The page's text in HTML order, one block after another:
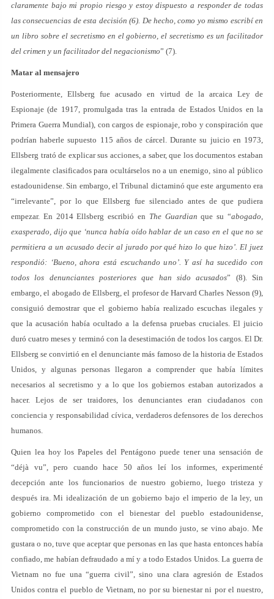
claramente bajo mi propio riesgo y estoy dispuesto a responder de todas
las consecuencias de esta decisión (6). De hecho, como yo mismo escribí en
un libro sobre el secretismo en el gobierno, el secretismo es un facilitador
del crimen y un facilitador del negacionismo” (7).
Matar al mensajero
Posteriormente, Ellsberg fue acusado en virtud de la arcaica Ley de
Espionaje (de 1917, promulgada tras la entrada de Estados Unidos en la
Primera Guerra Mundial), con cargos de espionaje, robo y conspiración que
podrían haberle supuesto 115 años de cárcel. Durante su juicio en 1973,
Ellsberg trató de explicar sus acciones, a saber, que los documentos estaban
ilegalmente clasificados para ocultárselos no a un enemigo, sino al público
estadounidense. Sin embargo, el Tribunal dictaminó que este argumento era
“irrelevante”, por lo que Ellsberg fue silenciado antes de que pudiera
empezar. En 2014 Ellsberg escribió en The Guardian que su “abogado,
exasperado, dijo que ‘nunca había oído hablar de un caso en el que no se
permitiera a un acusado decir al jurado por qué hizo lo que hizo’. El juez
respondió: ‘Bueno, ahora está escuchando uno’. Y así ha sucedido con
todos los denunciantes posteriores que han sido acusados” (8). Sin
embargo, el abogado de Ellsberg, el profesor de Harvard Charles Nesson (9),
consiguió demostrar que el gobierno había realizado escuchas ilegales y
que la acusación había ocultado a la defensa pruebas cruciales. El juicio
duró cuatro meses y terminó con la desestimación de todos los cargos. El Dr.
Ellsberg se convirtió en el denunciante más famoso de la historia de Estados
Unidos, y algunas personas llegaron a comprender que había límites
necesarios al secretismo y a lo que los gobiernos estaban autorizados a
hacer. Lejos de ser traidores, los denunciantes eran ciudadanos con
conciencia y responsabilidad cívica, verdaderos defensores de los derechos
humanos.
Quien lea hoy los Papeles del Pentágono puede tener una sensación de
“déjà vu”, pero cuando hace 50 años leí los informes, experimenté
decepción ante los funcionarios de nuestro gobierno, luego tristeza y
después ira. Mi idealización de un gobierno bajo el imperio de la ley, un
gobierno comprometido con el bienestar del pueblo estadounidense,
comprometido con la construcción de un mundo justo, se vino abajo. Me
gustara o no, tuve que aceptar que personas en las que hasta entonces había
confiado, me habían defraudado a mí y a todo Estados Unidos. La guerra de
Vietnam no fue una “guerra civil”, sino una clara agresión de Estados
Unidos contra el pueblo de Vietnam, no por su bienestar ni por el nuestro,